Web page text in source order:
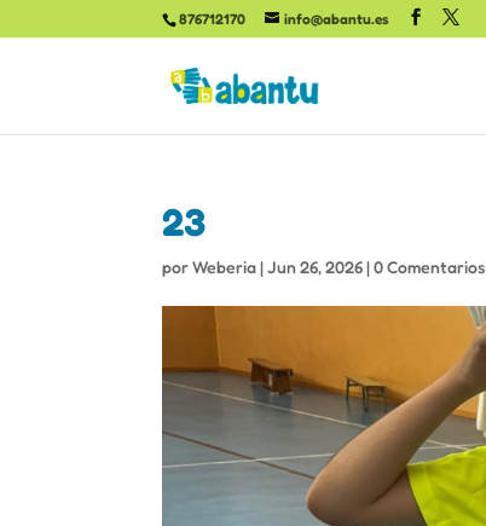
876712170 info@abantu.es
23
porWeberia|Jun 26, 2026|0 Comentarios